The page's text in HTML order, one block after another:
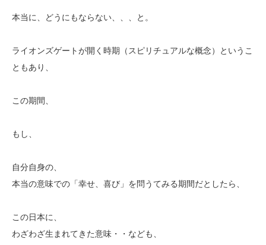
本当に、どうにもならない、、、と。
ライオンズゲートが開く時期（スピリチュアルな概念）というこ
ともあり、
この期間、
もし、
自分自身の、
本当の意味での「幸せ、喜び」を問うてみる期間だとしたら、
この日本に、
わざわざ生まれてきた意味・・なども、